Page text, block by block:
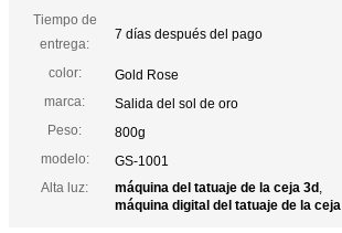
Tiempo de
entrega:
7 días después del pago
color:
Gold Rose
marca:
Salida del sol de oro
Peso:
800g
modelo:
GS-1001
Alta luz:
máquina del tatuaje de la ceja 3d,
máquina digital del tatuaje de la ceja